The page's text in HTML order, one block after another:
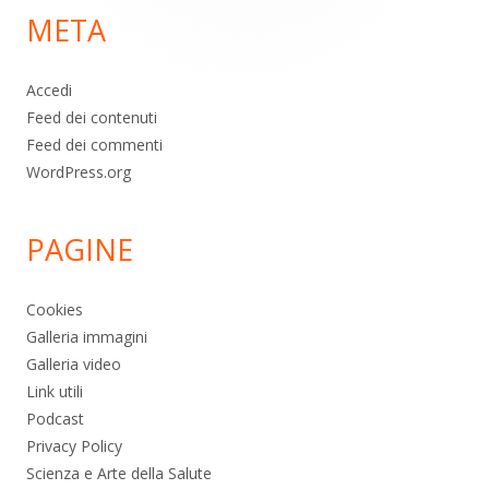
pagina
META
Accedi
Feed dei contenuti
Feed dei commenti
WordPress.org
PAGINE
Cookies
Galleria immagini
Galleria video
Link utili
Podcast
Privacy Policy
Scienza e Arte della Salute